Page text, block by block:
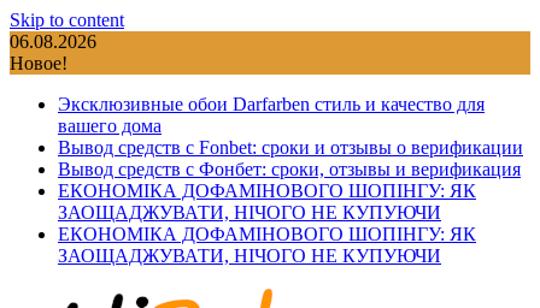
Skip to content
06.08.2026
Новое!
Эксклюзивные обои Darfarben стиль и качество для
вашего дома
Вывод средств с Fonbet: сроки и отзывы о верификации
Вывод средств с Фонбет: сроки, отзывы и верификация
ЕКОНОМІКА ДОФАМІНОВОГО ШОПІНГУ: ЯК
ЗАОЩАДЖУВАТИ, НІЧОГО НЕ КУПУЮЧИ
ЕКОНОМІКА ДОФАМІНОВОГО ШОПІНГУ: ЯК
ЗАОЩАДЖУВАТИ, НІЧОГО НЕ КУПУЮЧИ